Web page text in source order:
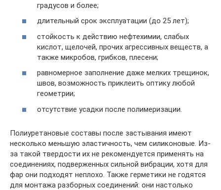
градусов и более;
длительный срок эксплуатации (до 25 лет);
стойкость к действию нефтехимии, слабых
кислот, щелочей, прочих агрессивных веществ, а
также микробов, грибков, плесени;
равномерное заполнение даже мелких трещинок,
швов, возможность приклеить оптику любой
геометрии;
отсутствие усадки после полимеризации.
Полиуретановые составы после застывания имеют
несколько меньшую эластичность, чем силиконовые. Из-
за такой твердости их не рекомендуется применять на
соединениях, подверженных сильной вибрации, хотя для
фар они подходят неплохо. Также герметики не годятся
для монтажа разборных соединений: они настолько